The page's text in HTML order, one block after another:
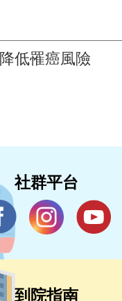
低罹癌風險
社群平台
到院指南